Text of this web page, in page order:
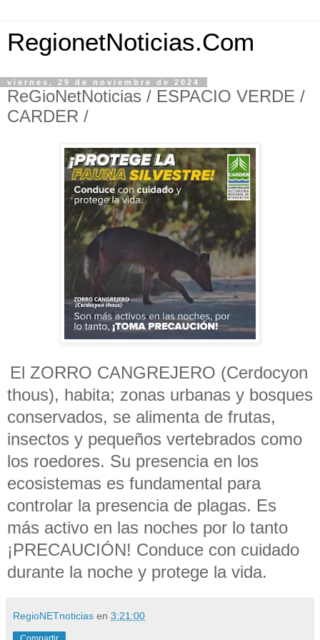
RegionetNoticias.Com
viernes, 29 de noviembre de 2024
ReGioNetNoticias / ESPACIO VERDE /
CARDER /
El ZORRO CANGREJERO (Cerdocyon
thous), habita; zonas urbanas y bosques
conservados, se alimenta de frutas,
insectos y pequeños vertebrados como
los roedores. Su presencia en los
ecosistemas es fundamental para
controlar la presencia de plagas. Es
más activo en las noches por lo tanto
¡PRECAUCIÓN! Conduce con cuidado
durante la noche y protege la vida.
RegioNETnoticias en 3:21:00